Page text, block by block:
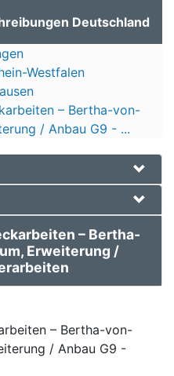
Deutschland
Westfalen
– Bertha-von-
/ Anbau G9 - ...
– Bertha-
Erweiterung /
– Bertha-von-
/ Anbau G9 -